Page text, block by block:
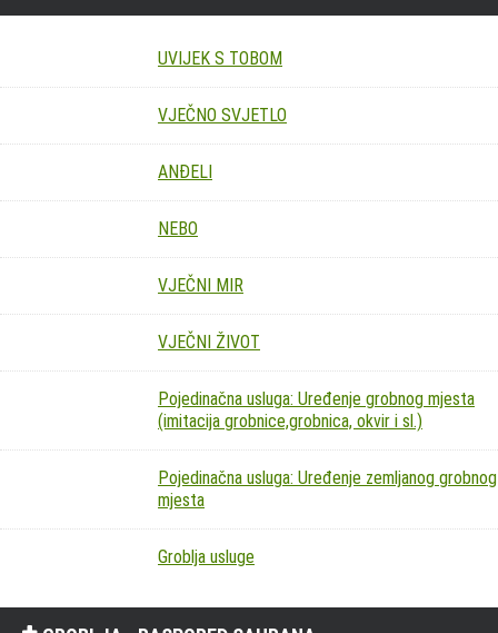
UVIJEK S TOBOM
VJEČNO SVJETLO
ANĐELI
NEBO
VJEČNI MIR
VJEČNI ŽIVOT
Pojedinačna usluga: Uređenje grobnog mjesta
(imitacija grobnice,grobnica, okvir i sl.)
Pojedinačna usluga: Uređenje zemljanog grobnog
mjesta
Groblja usluge